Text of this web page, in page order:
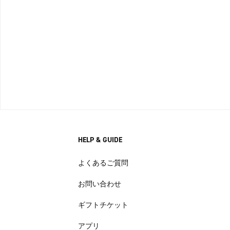
HELP & GUIDE
よくあるご質問
お問い合わせ
ギフトチケット
アプリ